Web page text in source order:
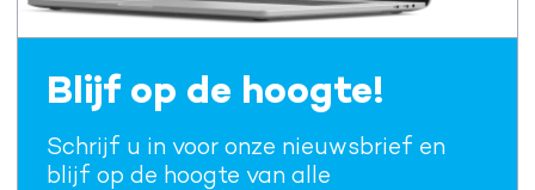
Blijf op de hoogte!
Schrijf u in voor onze nieuwsbrief en
blijf op de hoogte van alle